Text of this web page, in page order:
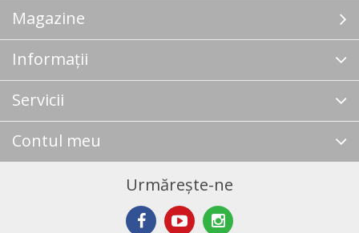
Magazine
Informații
Servicii
Contul meu
Urmărește-ne